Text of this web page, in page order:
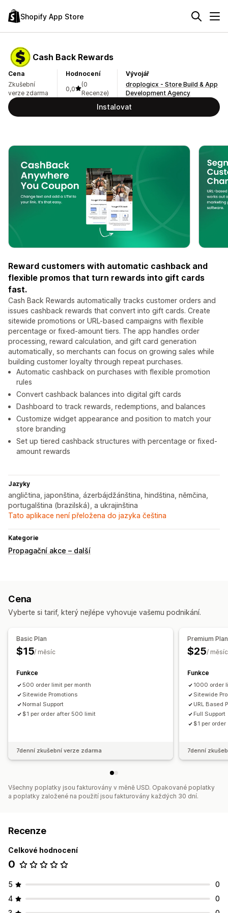
Shopify App Store
Cash Back Rewards
Cena
Zkušební
verze zdarma
Hodnocení
0,0
(0
Recenze)
Vývojář
droplogicx - Store Build & App
Development Agency
Instalovat
Reward customers with automatic cashback and
flexible promos that turn rewards into gift cards
fast.
Cash Back Rewards automatically tracks customer orders and
issues cashback rewards that convert into gift cards. Create
sitewide promotions or URL-based campaigns with flexible
percentage or fixed-amount tiers. The app handles order
processing, reward calculation, and gift card generation
automatically, so merchants can focus on growing sales while
building customer loyalty through repeat purchases.
Automatic cashback on purchases with flexible promotion
rules
Convert cashback balances into digital gift cards
Dashboard to track rewards, redemptions, and balances
Customize widget appearance and position to match your
store branding
Set up tiered cashback structures with percentage or fixed-
amount rewards
Jazyky
angličtina, japonština, ázerbájdžánština, hindština, němčina,
portugalština (brazilská), a ukrajinština
Tato aplikace není přeložena do jazyka čeština
Kategorie
Propagační akce – další
Cena
Vyberte si tarif, který nejlépe vyhovuje vašemu podnikání.
Basic Plan
$15/ měsíc
Funkce
500 order limit per month
Sitewide Promotions
Normal Support
$1 per order after 500 limit
7denní zkušební verze zdarma
Premium Plan
$25/ měsíc
Funkce
1000 order
Sitewide
URL Based
Full Support
$1 per
7denní
Všechny poplatky jsou fakturovány v měně USD. Opakované poplatky
a poplatky založené na použití jsou fakturovány každých 30 dní.
Recenze
Celkové hodnocení
0
5
0
4
0